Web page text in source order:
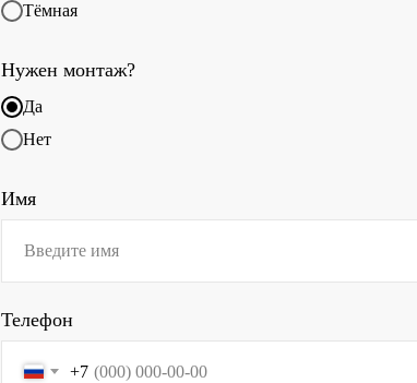
Тёмная
Нужен монтаж?
Да
Нет
Имя
Телефон
+7